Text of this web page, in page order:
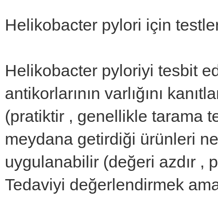
Helikobacter pylori için
Helikobacter pyloriyi tesbit
antikorlarının varlığını
(pratiktir , genellikle tarama
meydana getirdiği ürünleri
uygulanabilir (değeri azdır ,
Tedaviyi değerlendirmek